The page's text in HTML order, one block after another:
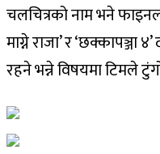
चलचित्रको नाम भने
माग्ने राजा’ र
रहने भन्ने विषयमा टिमले